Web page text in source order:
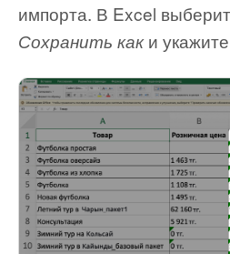
импорта. В Excel
Сохранить каки